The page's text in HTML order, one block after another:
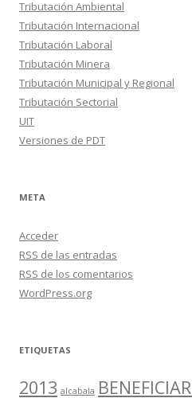
Tributación Ambiental
Tributación Internacional
Tributación Laboral
Tributación Minera
Tributación Municipal y Regional
Tributación Sectorial
UIT
Versiones de PDT
META
Acceder
RSS de las entradas
RSS de los comentarios
WordPress.org
ETIQUETAS
2013 alcabala